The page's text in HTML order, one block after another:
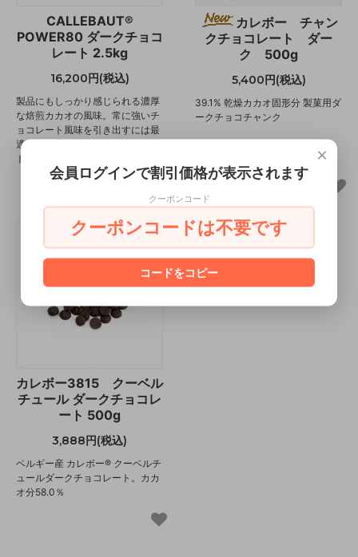
CALLEBAUT®
POWER80 ダークチョコ
レート 2.5kg
16,200円(税込)
製品にもしっかり感じられる濃厚
な焙煎カカオの風味。常に強いチ
ョコレート風味を引き出すには最
適な、極めて力強いチョコレー
ト。カレボー®
カレボー チャン
クチョコレート ダー
ク 500g
5,400円(税込)
39.1% 乾燥カカオ固形分 製菓用ダ
ークチョコチャンク
カレボー3815 クーベル
チュール ダークチョコレ
ート 500g
3,888円(税込)
ベルギー産 カレボー® クーベルチ
ュールダークチョコレート。カカ
オ分58.0％
×
会員ログインで割引価格が表示されます
クーポンコード
クーポンコードは不要です
コードをコピー